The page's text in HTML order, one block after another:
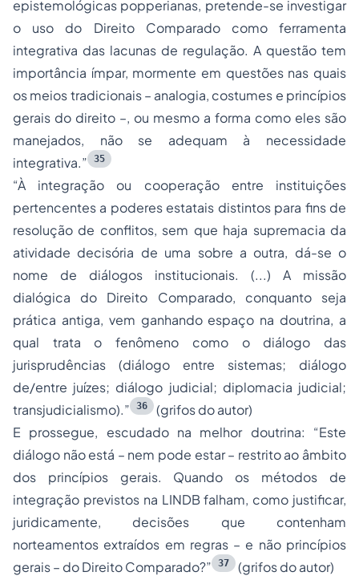
epistemológicas popperianas, pretende-se investigar
o uso do Direito Comparado como ferramenta
integrativa das lacunas de regulação. A questão tem
importância ímpar, mormente em questões nas quais
os meios tradicionais – analogia, costumes e princípios
gerais do direito –, ou mesmo a forma como eles são
manejados, não se adequam à necessidade
integrativa.”
35
“À integração ou cooperação entre instituições
pertencentes a poderes estatais distintos para fins de
resolução de conflitos, sem que haja supremacia da
atividade decisória de uma sobre a outra, dá-se o
nome de diálogos institucionais. (...) A missão
dialógica do Direito Comparado, conquanto seja
prática antiga, vem ganhando espaço na doutrina, a
qual trata o fenômeno como o diálogo das
jurisprudências (diálogo entre sistemas; diálogo
de/entre juízes; diálogo judicial; diplomacia judicial;
transjudicialismo).”
36
(grifos do autor)
E prossegue, escudado na melhor doutrina: “Este
diálogo não está – nem pode estar – restrito ao âmbito
dos princípios gerais. Quando os métodos de
integração previstos na LINDB falham, como justificar,
juridicamente, decisões que contenham
norteamentos extraídos em regras – e não princípios
gerais – do Direito Comparado?”
37
(grifos do autor)